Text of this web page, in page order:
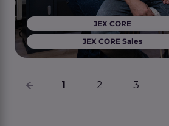
JEX CORE
JEX CORE Sales
1 2 3